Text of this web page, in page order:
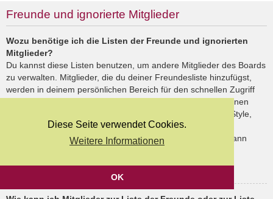
Diese Seite verwendet Cookies.
Weitere Informationen
OK
Freunde und ignorierte Mitglieder
Wozu benötige ich die Listen der Freunde und ignorierten
Mitglieder?
Du kannst diese Listen benutzen, um andere Mitglieder des Boards
zu verwalten. Mitglieder, die du deiner Freundesliste hinzufügst,
werden in deinem persönlichen Bereich für den schnellen Zugriff
aufgelistet. Du siehst dort deren Onlinestatus und kannst ihnen
schnell eine Private Nachricht senden. Abhängig von dem Style,
den du verwendest, können Beiträge deiner Freunde auch
hervorgehoben sein. Wenn du einen Benutzer ignorierst, dann